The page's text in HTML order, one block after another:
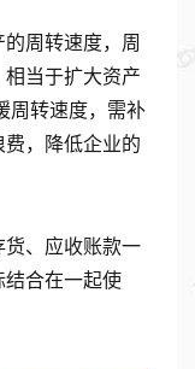
周转速度，周
当于扩大资产
周转速度，需补
，降低企业的
货、应收账款一
结合在一起使